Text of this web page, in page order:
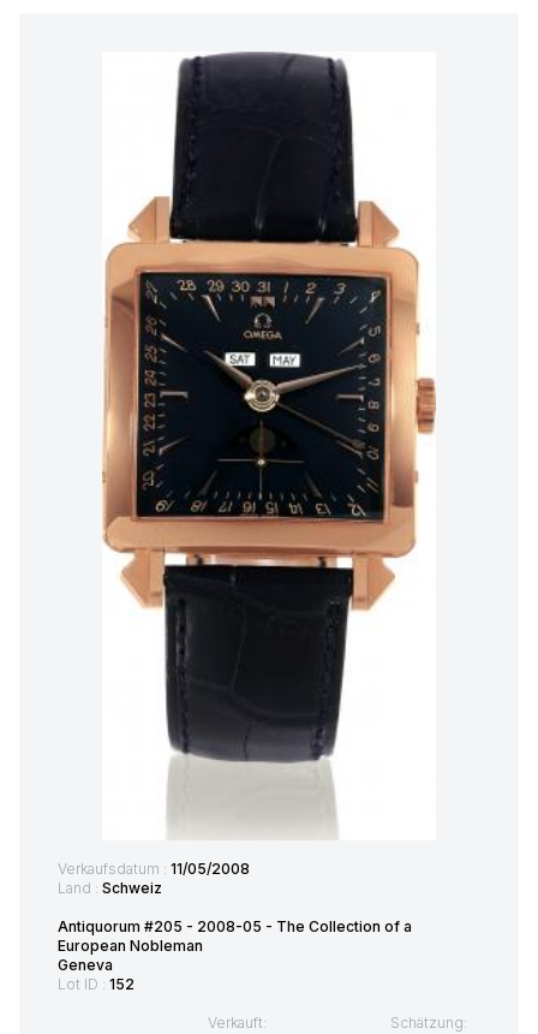
Verkaufsdatum : 11/05/2008
Land : Schweiz
Antiquorum #205 - 2008-05 - The Collection of a
European Nobleman
Geneva
Lot ID : 152
Verkauft:
Schätzung: